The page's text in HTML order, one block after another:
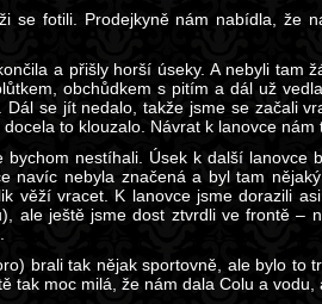
se fotili. Prodejkyně nám nabídla, že
a přišly horší úseky. A nebyli tam
obchůdkem s pitím a dál už
se jít nedalo, takže jsme se začali
to klouzalo. Návrat k lanovce nám
nestíhali. Úsek k další lanovce
navíc nebyla značená a byl tam
věží vracet. K lanovce jsme dorazili
ale ještě jsme dost ztvrdli ve frontě –
brali tak nějak sportovně, ale bylo to
tak moc milá, že nám dala Colu a